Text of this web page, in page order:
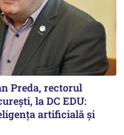
Preda, rectorul
la DC EDU:
artificială și